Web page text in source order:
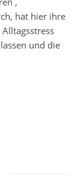
hat hier ihre
und die